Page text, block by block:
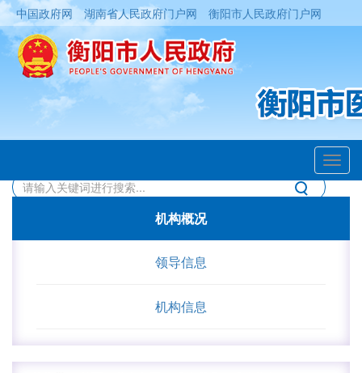
中国政府网 湖南省人民政府门户网 衡阳市人民政府门户网
机构概况
领导信息
机构信息